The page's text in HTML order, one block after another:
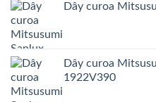
Dây curoa
Dây curoa
1922V390